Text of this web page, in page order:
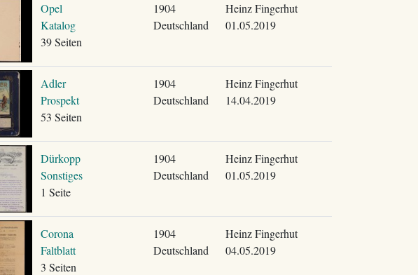
Opel
Katalog
39 Seiten
1904
Deutschland
Heinz Fingerhut
01.05.2019
Adler
Prospekt
53 Seiten
1904
Deutschland
Heinz Fingerhut
14.04.2019
Dürkopp
Sonstiges
1 Seite
1904
Deutschland
Heinz Fingerhut
01.05.2019
Corona
Faltblatt
3 Seiten
1904
Deutschland
Heinz Fingerhut
04.05.2019